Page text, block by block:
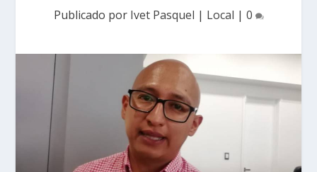
Publicado por Ivet Pasquel | Local | 0